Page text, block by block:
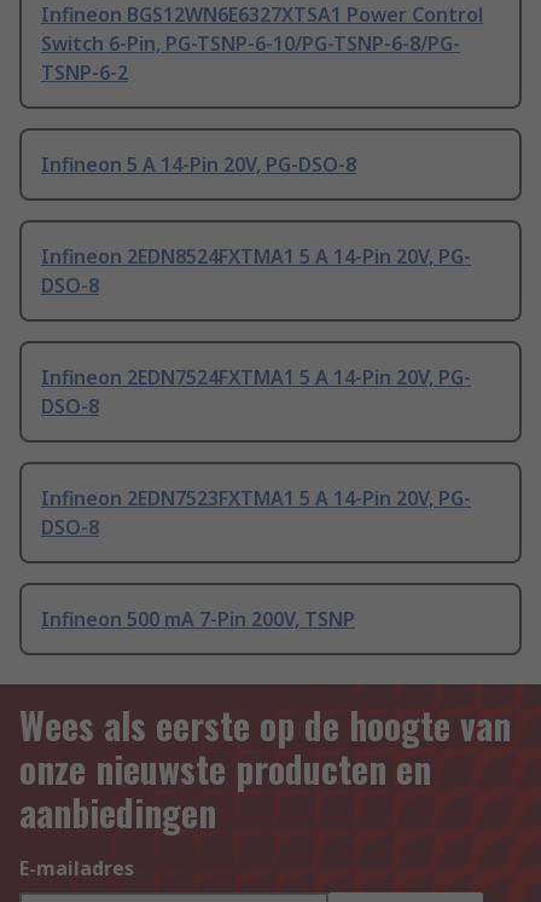
Infineon BGS12WN6E6327XTSA1 Power Control
Switch 6-Pin, PG-TSNP-6-10/PG-TSNP-6-8/PG-
TSNP-6-2
Infineon 5 A 14-Pin 20V, PG-DSO-8
Infineon 2EDN8524FXTMA1 5 A 14-Pin 20V, PG-
DSO-8
Infineon 2EDN7524FXTMA1 5 A 14-Pin 20V, PG-
DSO-8
Infineon 2EDN7523FXTMA1 5 A 14-Pin 20V, PG-
DSO-8
Infineon 500 mA 7-Pin 200V, TSNP
Wees als eerste op de hoogte van
onze nieuwste producten en
aanbiedingen
E-mailadres